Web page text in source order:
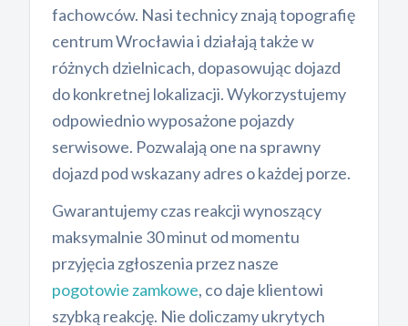
fachowców. Nasi technicy znają topografię
centrum Wrocławia i działają także w
różnych dzielnicach, dopasowując dojazd
do konkretnej lokalizacji. Wykorzystujemy
odpowiednio wyposażone pojazdy
serwisowe. Pozwalają one na sprawny
dojazd pod wskazany adres o każdej porze.
Gwarantujemy czas reakcji wynoszący
maksymalnie 30 minut od momentu
przyjęcia zgłoszenia przez nasze
pogotowie zamkowe, co daje klientowi
szybką reakcję. Nie doliczamy ukrytych